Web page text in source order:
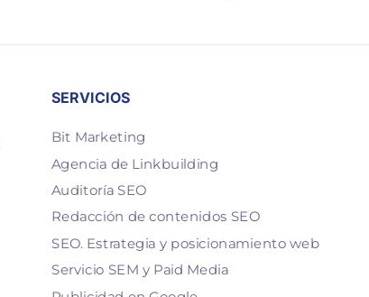
SERVICIOS
Bit Marketing
Agencia de Linkbuilding
Auditoría SEO
Redacción de contenidos SEO
SEO. Estrategia y posicionamiento web
Servicio SEM y Paid Media